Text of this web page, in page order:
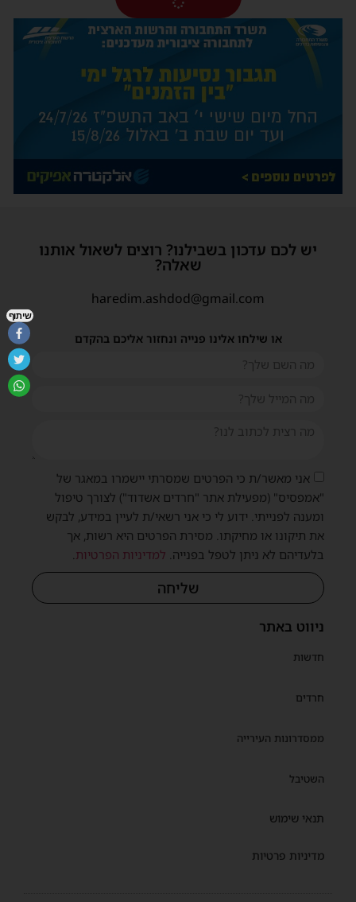
ניווט באתר
חדשות
חרדים
ממסדרונות העירייה
השטיבל
תנאי שימוש
מדיניות פרטיות
יש לכם עדכון בשבילנו? רוצים לשאול אותנו
שאלה?
haredim.ashdod@gmail.com
או שילחו אלינו פנייה ונחזור אליכם בהקדם
אני מאשר/ת כי הפרטים שמסרתי יישמרו במאגר של
"אמפסיס" (מפעילת אתר "חרדים אשדוד") לצורך טיפול
ומענה לפנייתי. ידוע לי כי אני רשאי/ת לעיין במידע, לבקש
את תיקונו או מחיקתו. מסירת הפרטים היא רשות, אך
בלעדיהם לא ניתן לטפל בפנייה. למדיניות הפרטיות
שליחה
שיתוף